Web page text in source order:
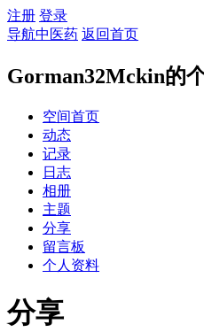
注册 登录
导航中医药 返回首页
Gorman32Mckin的
空间首页
动态
记录
日志
相册
主题
分享
留言板
个人资料
分享